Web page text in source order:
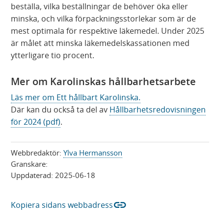
beställa, vilka beställningar de behöver öka eller
minska, och vilka förpackningsstorlekar som är de
mest optimala för respektive läkemedel. Under 2025
är målet att minska läkemedelskassationen med
ytterligare tio procent.
Mer om Karolinskas hållbarhetsarbete
Läs mer om Ett hållbart Karolinska.
Där kan du också ta del av Hållbarhetsredovisningen
för 2024 (pdf).
Webbredaktör:Ylva Hermansson
Granskare:
Uppdaterad: 2025-06-18
Kopiera sidans webbadresslink